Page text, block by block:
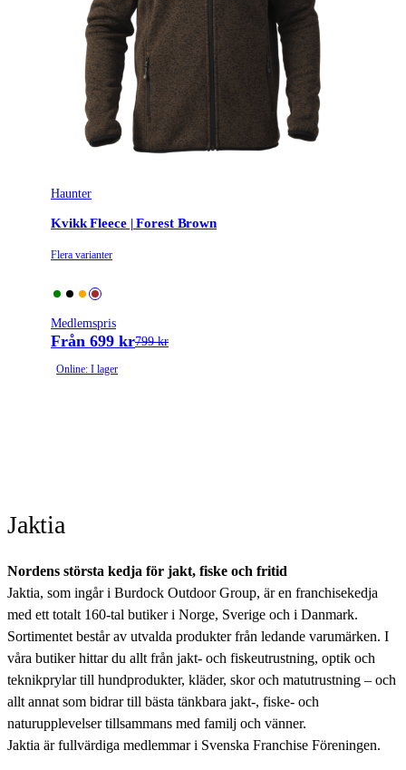
Haunter
Kvikk Fleece | Forest Brown
Flera varianter
Medlemspris
Från 699 kr799 kr
Online: I lager
Jaktia
Nordens största kedja för jakt, fiske och fritid
Jaktia, som ingår i Burdock Outdoor Group, är en franchisekedja
med ett totalt 160-tal butiker i Norge, Sverige och i Danmark.
Sortimentet består av utvalda produkter från ledande varumärken. I
våra butiker hittar du allt från jakt- och fiskeutrustning, optik och
teknikprylar till hundprodukter, kläder, skor och matutrustning – och
allt annat som bidrar till bästa tänkbara jakt-, fiske- och
naturupplevelser tillsammans med familj och vänner.
Jaktia är fullvärdiga medlemmar i Svenska Franchise Föreningen.